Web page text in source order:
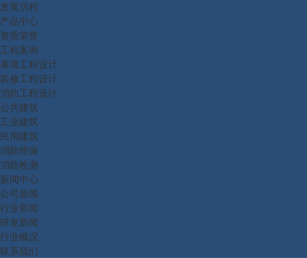
发展历程
产品中心
资质荣誉
工程案例
幕墙工程设计
装修工程设计
消防工程设计
公共建筑
工业建筑
民用建筑
消防维保
消防检测
新闻中心
公司新闻
行业新闻
研发新闻
行业概况
联系我们